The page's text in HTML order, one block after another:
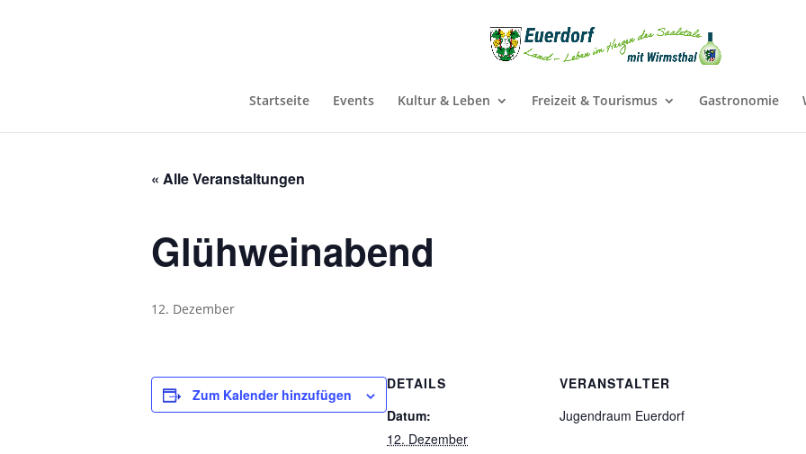
Startseite Events Kultur & Leben Freizeit & Tourismus Gastronomie
« Alle Veranstaltungen
Glühweinabend
12. Dezember
Zum Kalender hinzufügen
DETAILS
Datum:
12. Dezember
VERANSTALTER
Jugendraum Euerdorf